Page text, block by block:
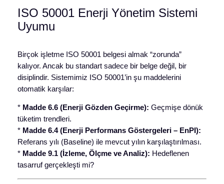
ISO 50001 Enerji Yönetim Sistemi
Uyumu
Birçok işletme ISO 50001 belgesi almak “zorunda”
kalıyor. Ancak bu standart sadece bir belge değil, bir
disiplindir. Sistemimiz ISO 50001’in şu maddelerini
otomatik karşılar:
* Madde 6.6 (Enerji Gözden Geçirme): Geçmişe dönük
tüketim trendleri.
* Madde 6.4 (Enerji Performans Göstergeleri – EnPI):
Referans yılı (Baseline) ile mevcut yılın karşılaştırılması.
* Madde 9.1 (İzleme, Ölçme ve Analiz): Hedeflenen
tasarruf gerçekleşti mi?